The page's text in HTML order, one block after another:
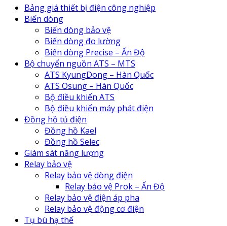
Bảng giá thiết bị điện công nghiệp
Biến dòng
Biến dòng bảo vệ
Biến dòng đo lường
Biến dòng Precise – Ấn Độ
Bộ chuyển nguồn ATS – MTS
ATS KyungDong – Hàn Quốc
ATS Osung – Hàn Quốc
Bộ điều khiển ATS
Bộ điều khiển máy phát điện
Đồng hồ tủ điện
Đồng hồ Kael
Đồng hồ Selec
Giám sát năng lượng
Relay bảo vệ
Relay bảo vệ dòng điện
Relay bảo vệ Prok – Ấn Độ
Relay bảo vệ điện áp pha
Relay bảo vệ động cơ điện
Tụ bù hạ thế